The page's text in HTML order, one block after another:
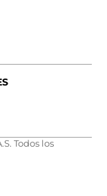
Todos los